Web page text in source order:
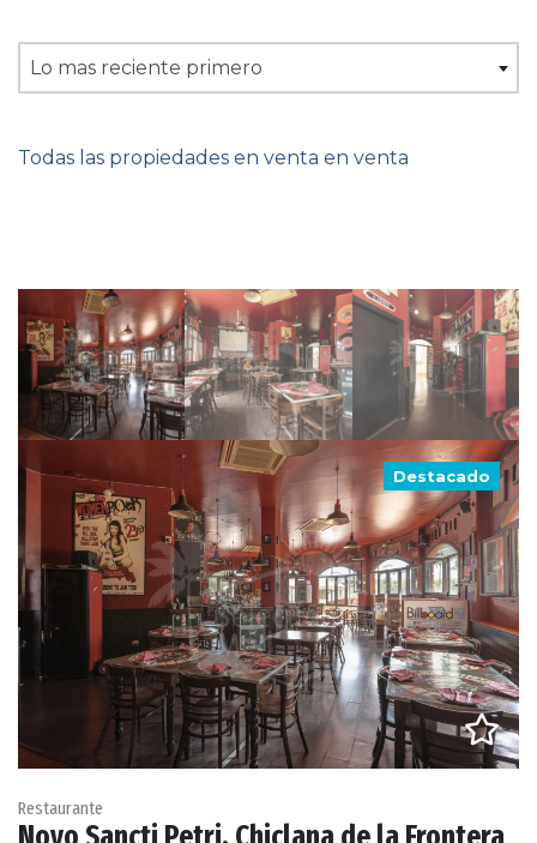
Lo mas reciente primero
Todas las propiedades en venta en venta
Destacado
Restaurante